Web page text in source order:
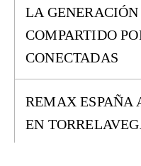
LA
COMPARTIDO
CONECTADAS
REMAX ESPAÑA
EN